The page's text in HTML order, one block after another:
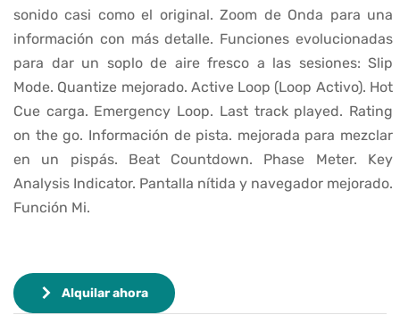
sonido casi como el original. Zoom de Onda para una
información con más detalle. Funciones evolucionadas
para dar un soplo de aire fresco a las sesiones: Slip
Mode. Quantize mejorado. Active Loop (Loop Activo). Hot
Cue carga. Emergency Loop. Last track played. Rating
on the go. Información de pista. mejorada para mezclar
en un pispás. Beat Countdown. Phase Meter. Key
Analysis Indicator. Pantalla nítida y navegador mejorado.
Función Mi.
Alquilar ahora